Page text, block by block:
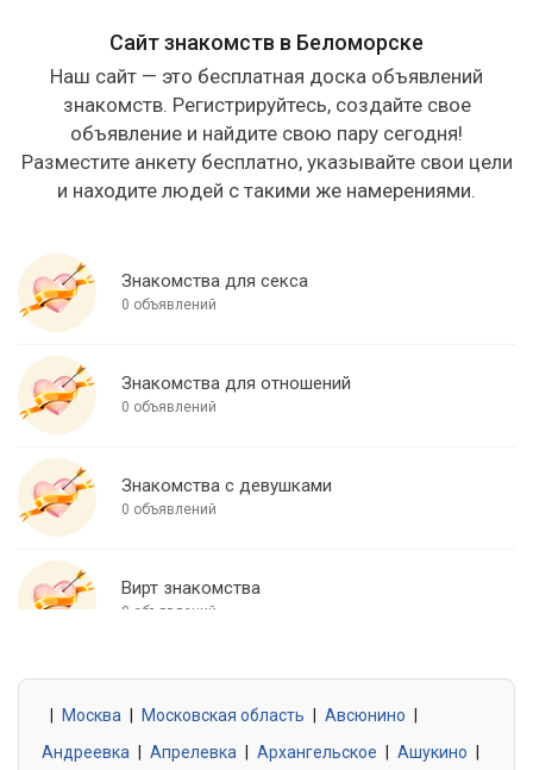
Сайт знакомств в Беломорске
Наш сайт — это бесплатная доска объявлений
знакомств. Регистрируйтесь, создайте свое
объявление и найдите свою пару сегодня!
Разместите анкету бесплатно, указывайте свои цели
и находите людей с такими же намерениями.
Знакомства для секса
0 объявлений
Знакомства для отношений
0 объявлений
Знакомства с девушками
0 объявлений
Вирт знакомства
0 объявлений
0 объявлений
Москва Московская область Авсюнино
Андреевка
Апрелевка Архангельское Ашукино